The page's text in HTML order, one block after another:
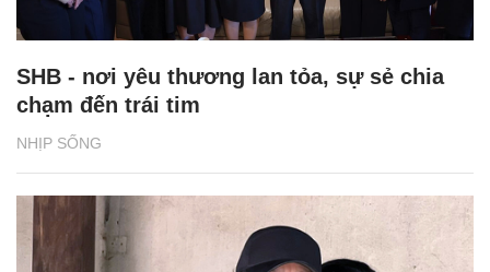
NHỊP SỐNG
SHB - nơi yêu thương lan tỏa, sự sẻ chia
chạm đến trái tim